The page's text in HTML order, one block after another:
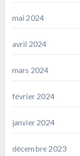
mai 2024
avril 2024
mars 2024
février 2024
janvier 2024
décembre 2023